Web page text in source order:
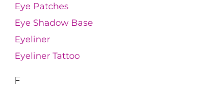
Eye Patches
Eye Shadow Base
Eyeliner
Eyeliner Tattoo
F